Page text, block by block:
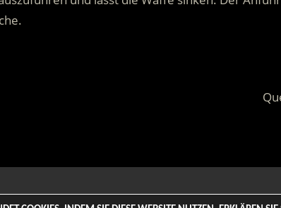
BASE – Life & Style Magazine. All Rights Reserved. |